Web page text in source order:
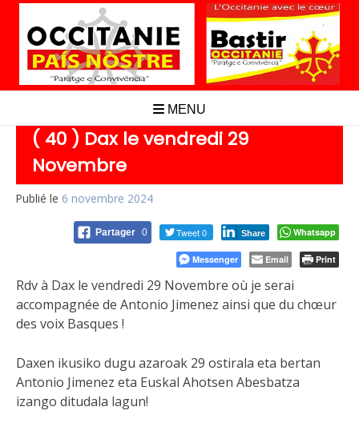
Aller
contenu
MENU
( 40 ) Dax le vendredi 29
Novembre
Publié le 6 novembre 2024
Partager 0 Tweet 0 Share Whatsapp
Messenger Email Print
Rdv à Dax le vendredi 29 Novembre où je serai
accompagnée de Antonio Jimenez ainsi que du chœur
des voix Basques !
Daxen ikusiko dugu azaroak 29 ostirala eta bertan
Antonio Jimenez eta Euskal Ahotsen Abesbatza
izango ditudala lagun!